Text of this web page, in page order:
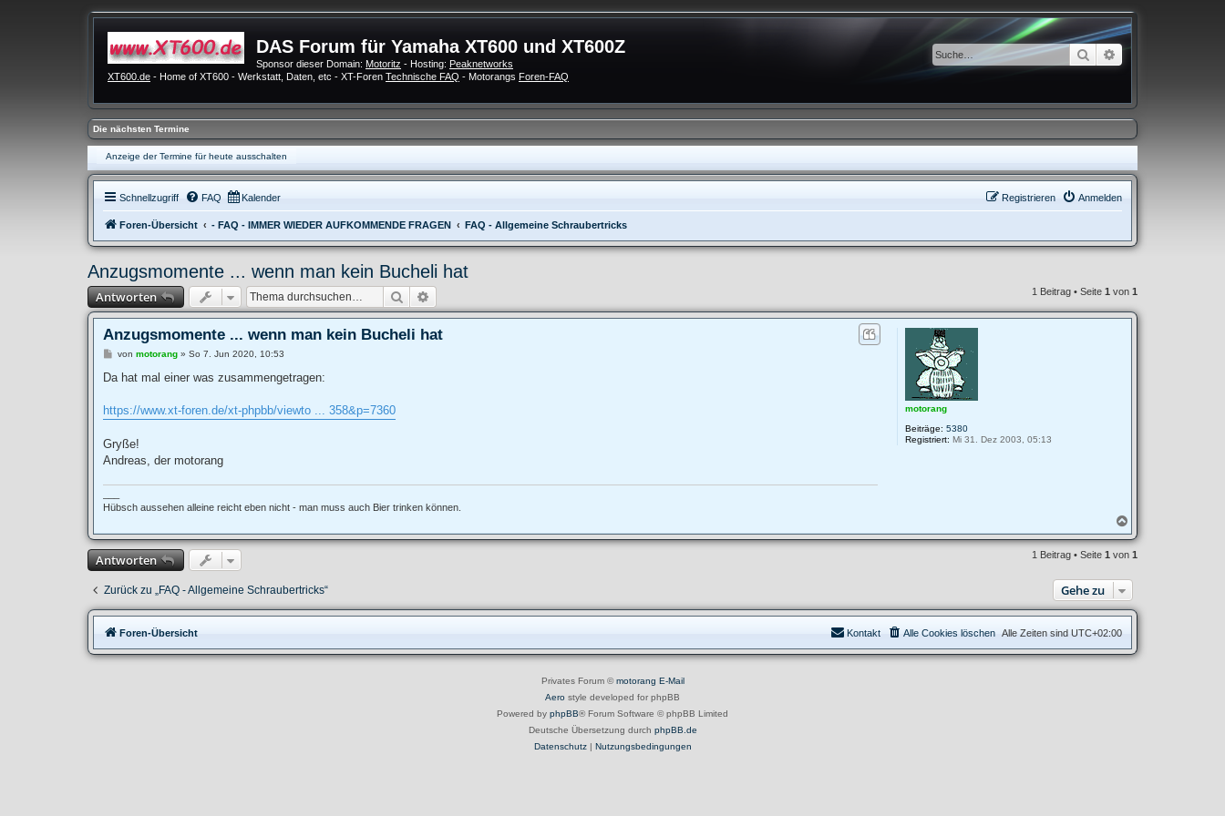
DAS Forum für Yamaha XT600 und XT600Z
Sponsor dieser Domain: Motoritz - Hosting: Peaknetworks
XT600.de - Home of XT600 - Werkstatt, Daten, etc - XT-Foren Technische FAQ - Motorangs Foren-FAQ
Suche Erweiterte Suche
Die nächsten Termine
Anzeige der Termine für heute ausschalten
Schnellzugriff FAQ Kalender Anmelden
Registrieren
Foren-Übersicht - FAQ - IMMER WIEDER AUFKOMMENDE FRAGEN FAQ - Allgemeine Schraubertricks
Anzugsmomente ... wenn man kein Bucheli hat
Antworten Suche 1 Beitrag • Seite 1 von 1
motorang
Beiträge: 5380
Registriert: Mi 31. Dez 2003, 05:13
Anzugsmomente ... wenn man kein Bucheli hat
B
i
a
g
von motorang» So 7. Jun 2020, 10:53
Da hat mal einer was zusammengetragen:
https://www.xt-foren.de/xt-phpbb/viewto ... 358&p=7360
Gryße!
Andreas, der motorang
Hübsch aussehen alleine reicht eben nicht - man muss auch Bier trinken können.
a
c
h
b
e
n
Antworten 1 Beitrag • Seite 1 von 1
Zurück zu „FAQ - Allgemeine Schraubertricks“ Gehe zu
Foren-Übersicht Alle Zeiten sind UTC+02:00
Alle Cookies löschen
Kontakt
Privates Forum ©motorang E-Mail
Aero style developed for phpBB
Powered by phpBB® Forum Software © phpBB Limited
Deutsche Übersetzung durch phpBB.de
Datenschutz| Nutzungsbedingungen